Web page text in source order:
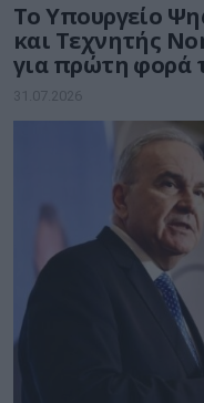
Το Υπουργείο
και Τεχνητής
για πρώτη φορά
νέου Εθνικού
31.07.2026